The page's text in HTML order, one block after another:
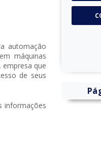
automação
máquinas
empresa que
de seus
informações